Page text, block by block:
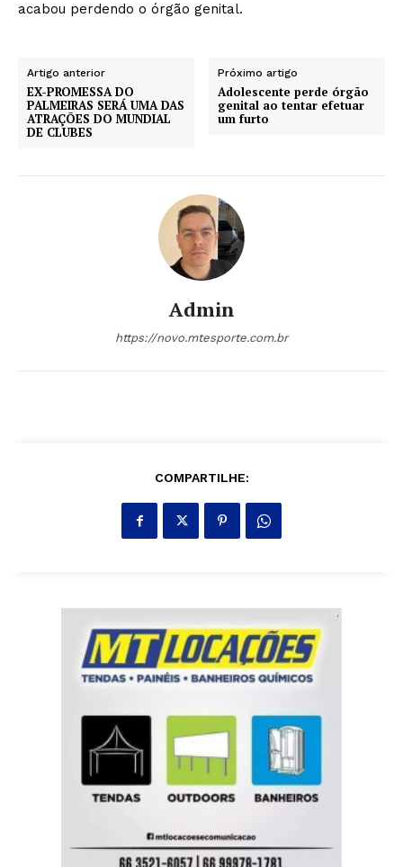
acabou perdendo o órgão genital.
Artigo anterior
EX-PROMESSA DO
PALMEIRAS SERÁ UMA DAS
ATRAÇÕES DO MUNDIAL
DE CLUBES
Próximo artigo
Adolescente perde órgão
genital ao tentar efetuar
um furto
Admin
https://novo.mtesporte.com.br
COMPARTILHE: